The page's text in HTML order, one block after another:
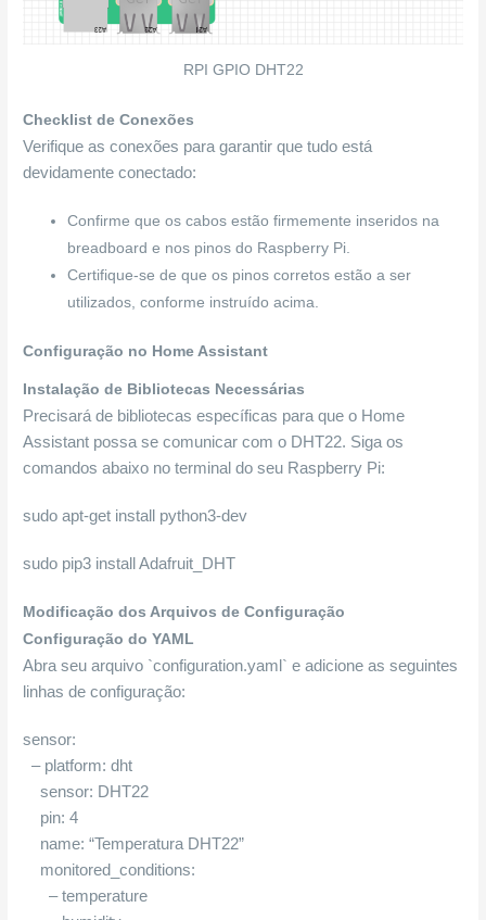
RPI GPIO DHT22
Checklist de Conexões
Verifique as conexões para garantir que tudo está
devidamente conectado:
Confirme que os cabos estão firmemente inseridos na
breadboard e nos pinos do Raspberry Pi.
Certifique-se de que os pinos corretos estão a ser
utilizados, conforme instruído acima.
Configuração no Home Assistant
Instalação de Bibliotecas Necessárias
Precisará de bibliotecas específicas para que o Home
Assistant possa se comunicar com o DHT22. Siga os
comandos abaixo no terminal do seu Raspberry Pi:
sudo apt-get install python3-dev
sudo pip3 install Adafruit_DHT
Modificação dos Arquivos de Configuração
Configuração do YAML
Abra seu arquivo `configuration.yaml` e adicione as seguintes
linhas de configuração:
sensor:
– platform: dht
sensor: DHT22
pin: 4
name: “Temperatura DHT22”
monitored_conditions:
– temperature